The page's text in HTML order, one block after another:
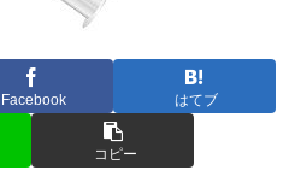
Facebook はてブ
コピー